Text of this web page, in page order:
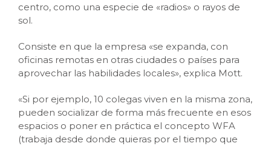
centro, como una especie de «radios» o rayos de
sol.
Consiste en que la empresa «se expanda, con
oficinas remotas en otras ciudades o países para
aprovechar las habilidades locales», explica Mott.
«Si por ejemplo, 10 colegas viven en la misma zona,
pueden socializar de forma más frecuente en esos
espacios o poner en práctica el concepto WFA
(trabaja desde donde quieras por el tiempo que